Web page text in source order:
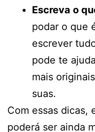
Escreva o
podar o que
escrever
pode te
mais
suas.
Com essas dicas,
poderá ser ainda